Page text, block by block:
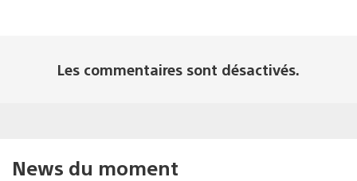
Les commentaires sont désactivés.
News du moment